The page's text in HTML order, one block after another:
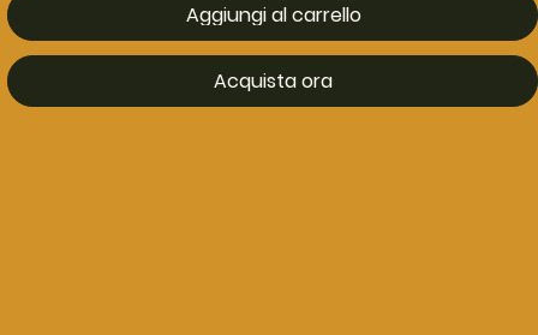
Aggiungi al carrello
Acquista ora